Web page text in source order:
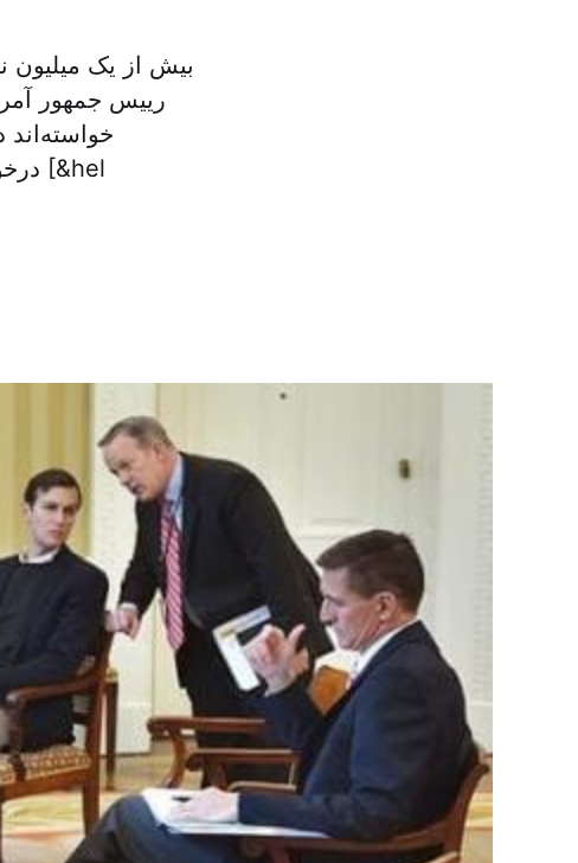
بیش از یک میلیون
رییس جمهور
خواسته‌اند
درخواست آنها موافقت نکرده است. تاریخ این سفر هنوز به طور دقیق [&hel